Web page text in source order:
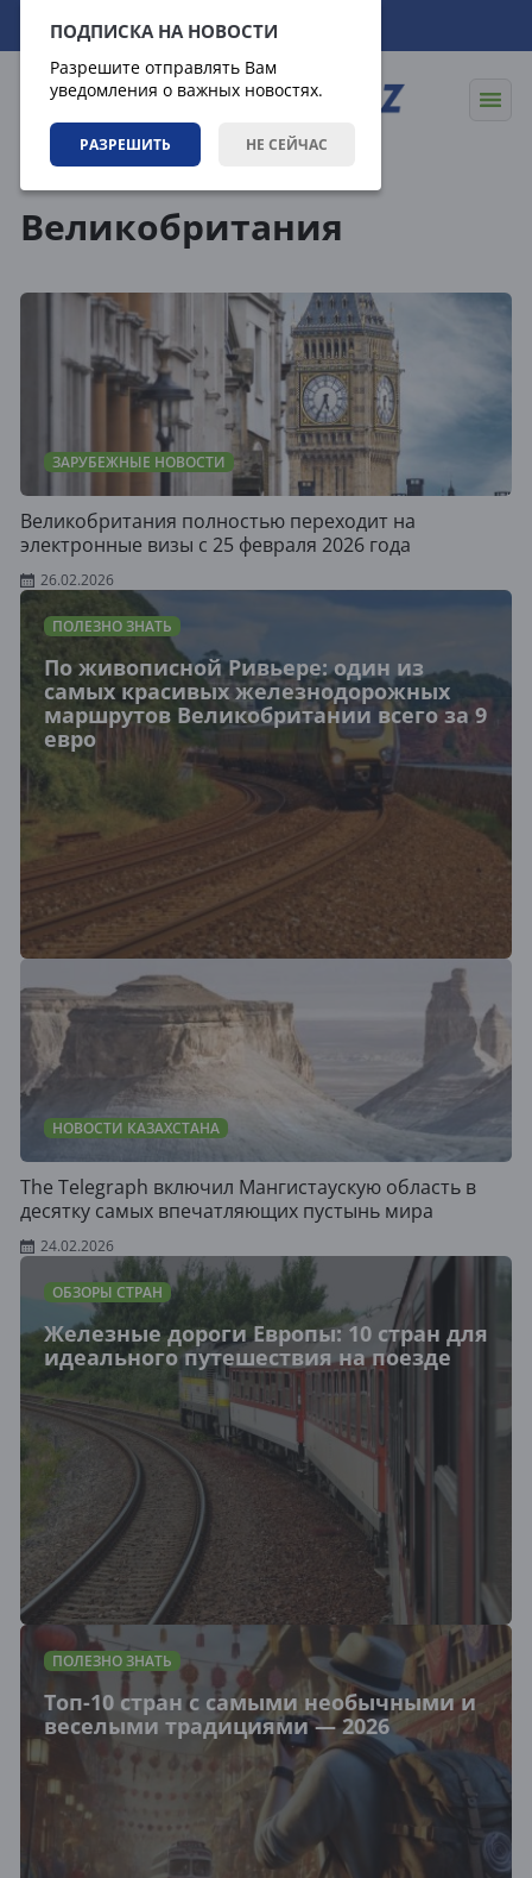
ПОДПИСКА НА НОВОСТИ
Разрешите отправлять Вам
уведомления о важных новостях.
РАЗРЕШИТЬ НЕ СЕЙЧАС
08.08.2026 10:04:35
Великобритания
ЗАРУБЕЖНЫЕ НОВОСТИ
Великобритания полностью переходит на
электронные визы с 25 февраля 2026 года
26.02.2026
ПОЛЕЗНО ЗНАТЬ
По живописной Ривьере: один из
самых красивых железнодорожных
маршрутов Великобритании всего за 9
евро
НОВОСТИ КАЗАХСТАНА
The Telegraph включил Мангистаускую область в
десятку самых впечатляющих пустынь мира
24.02.2026
ОБЗОРЫ СТРАН
Железные дороги Европы: 10 стран для
идеального путешествия на поезде
ПОЛЕЗНО ЗНАТЬ
Топ-10 стран с самыми необычными и
веселыми традициями — 2026